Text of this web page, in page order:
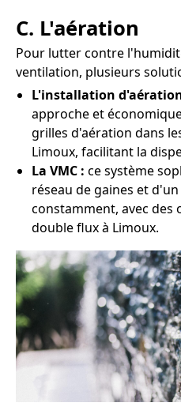
C. L'aération
Pour lutter contre
ventilation, plusieurs
L'installation
approche et
grilles d'aération dans
Limoux, facilitant la
La VMC : ce système
réseau de gaines et
constamment, avec des
double flux à Limoux.